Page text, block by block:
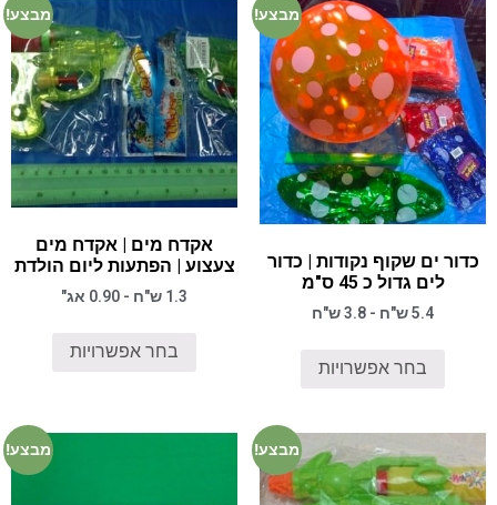
מבצע!
כדור ים שקוף נקודות | כדור
לים גדול כ 45 ס"מ
5.4 ש"ח - 3.8 ש"ח
בחר אפשרויות
מבצע!
אקדח מים | אקדח מים
צעצוע | הפתעות ליום הולדת
1.3 ש"ח - 0.90 אג"
בחר אפשרויות
מבצע! מבצע!